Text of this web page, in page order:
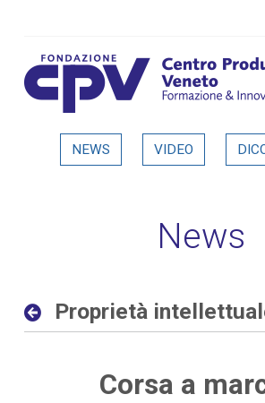
Proprietà
delle aziende allo
evidenza
NEWS VIDEO
News
Corsa a